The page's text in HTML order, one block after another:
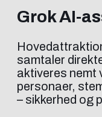
Grok AI-
samtaler
aktiveres nemt
personaer,
– sikkerhed og